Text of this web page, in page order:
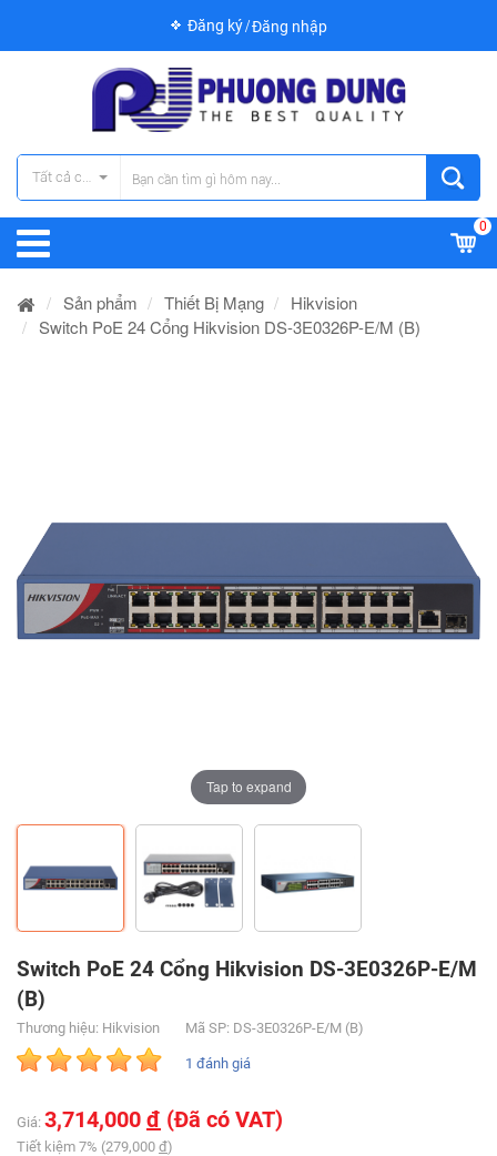
Đăng ký Đăng nhập
Tất cả các danh mục
0
Sản phẩm Thiết Bị Mạng
Hikvision
Switch PoE 24 Cổng Hikvision DS-3E0326P-E/M (B)
Tap to expand
Tap to expand
Tap to expand
Switch PoE 24 Cổng Hikvision DS-3E0326P-E/M
(B)
Thương hiệu: Hikvision Mã SP: DS-3E0326P-E/M (B)
1 đánh giá
Giá: 3,714,000 đ (Đã có VAT)
Tiết kiệm 7% (279,000 đ)